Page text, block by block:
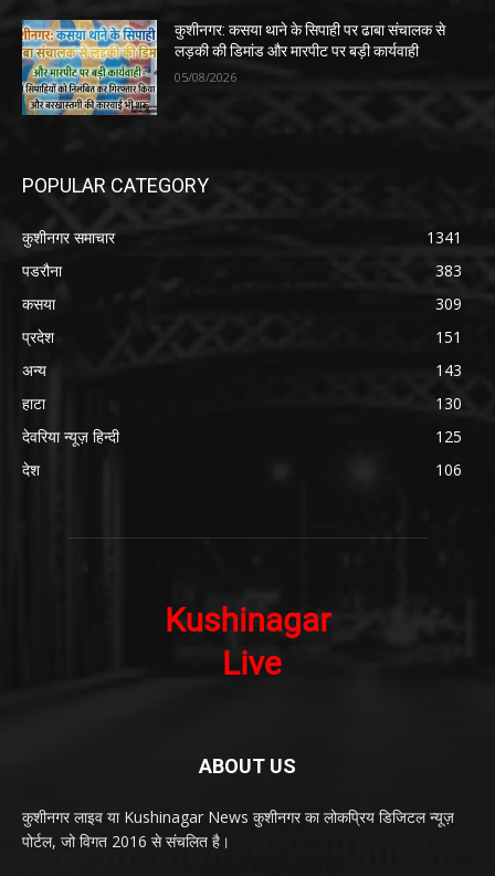
कुशीनगर: कसया थाने के सिपाही पर ढाबा संचालक से
लड़की की डिमांड और मारपीट पर बड़ी कार्यवाही
05/08/2026
POPULAR CATEGORY
कुशीनगर समाचार
1341
पडरौना
383
कसया
309
प्रदेश
151
अन्य
143
हाटा
130
देवरिया न्यूज़ हिन्दी
125
देश
106
ABOUT US
कुशीनगर लाइव या Kushinagar News कुशीनगर का लोकप्रिय डिजिटल न्यूज़
पोर्टल, जो विगत 2016 से संचलित है।